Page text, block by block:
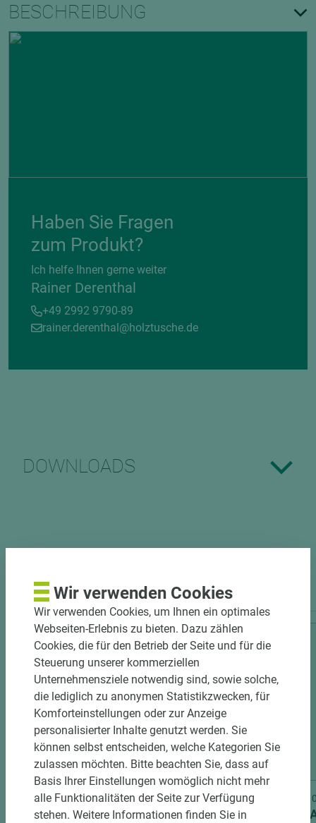
BESCHREIBUNG
Haben Sie Fragen
zum Produkt?
Ich helfe Ihnen gerne weiter
Rainer Derenthal
+49 2992 9790-89
rainer.derenthal@holztusche.de
DOWNLOADS
PASSENDES ZUBEHÖR
16 weitere Varianten
Art.-Nr. 04700010118
ASTRA CPL-Türblatt RAL 9016
Art.-Nr.
Wir verwenden Cookies
Wir verwenden Cookies, um Ihnen ein optimales
Webseiten-Erlebnis zu bieten. Dazu zählen
Cookies, die für den Betrieb der Seite und für die
Steuerung unserer kommerziellen
Unternehmensziele notwendig sind, sowie solche,
die lediglich zu anonymen Statistikzwecken, für
Komforteinstellungen oder zur Anzeige
personalisierter Inhalte genutzt werden. Sie
können selbst entscheiden, welche Kategorien Sie
zulassen möchten. Bitte beachten Sie, dass auf
Basis Ihrer Einstellungen womöglich nicht mehr
alle Funktionalitäten der Seite zur Verfügung
stehen. Weitere Informationen finden Sie in